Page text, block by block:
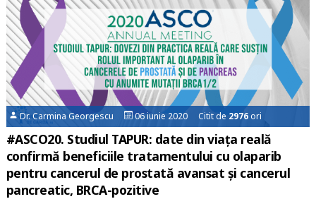
Dr. Carmina Georgescu 06 iunie 2020 Citit de 2976 ori
#ASCO20. Studiul TAPUR: date din viața reală
confirmă beneficiile tratamentului cu olaparib
pentru cancerul de prostată avansat și cancerul
pancreatic, BRCA-pozitive